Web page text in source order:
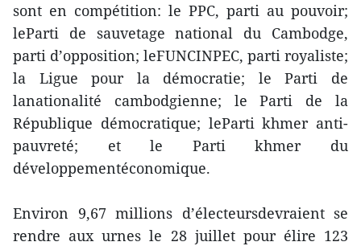
sont en compétition: le PPC, parti au pouvoir;
leParti de sauvetage national du Cambodge,
parti d’opposition; leFUNCINPEC, parti royaliste;
la Ligue pour la démocratie; le Parti de
lanationalité cambodgienne; le Parti de la
République démocratique; leParti khmer anti-
pauvreté; et le Parti khmer du
développementéconomique.
Environ 9,67 millions d’électeursdevraient se
rendre aux urnes le 28 juillet pour élire 123